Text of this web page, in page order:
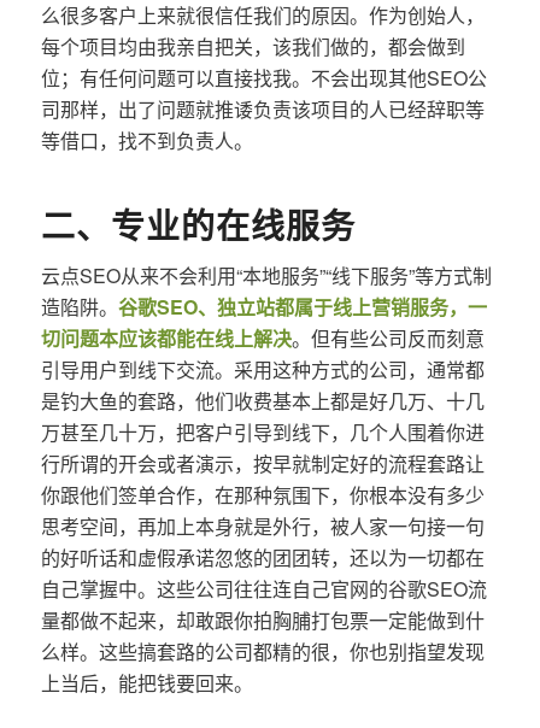
么很多客户上来就很信任我们的原因。作为创始人，
每个项目均由我亲自把关，该我们做的，都会做到
位；有任何问题可以直接找我。不会出现其他SEO公
司那样，出了问题就推诿负责该项目的人已经辞职等
等借口，找不到负责人。
二、专业的在线服务
云点SEO从来不会利用“本地服务”“线下服务”等方式制
造陷阱。 谷歌SEO、独立站都属于线上营销服务，一
切问题本应该都能在线上解决。但有些公司反而刻意
引导用户到线下交流。采用这种方式的公司，通常都
是钓大鱼的套路，他们收费基本上都是好几万、十几
万甚至几十万，把客户引导到线下，几个人围着你进
行所谓的开会或者演示，按早就制定好的流程套路让
你跟他们签单合作，在那种氛围下，你根本没有多少
思考空间，再加上本身就是外行，被人家一句接一句
的好听话和虚假承诺忽悠的团团转，还以为一切都在
自己掌握中。这些公司往往连自己官网的谷歌SEO流
量都做不起来，却敢跟你拍胸脯打包票一定能做到什
么样。这些搞套路的公司都精的很，你也别指望发现
上当后，能把钱要回来。